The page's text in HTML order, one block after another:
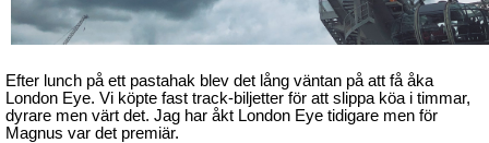
Efter lunch på ett pastahak blev det lång väntan på att få åka
London Eye. Vi köpte fast track-biljetter för att slippa köa i timmar,
dyrare men värt det. Jag har åkt London Eye tidigare men för
Magnus var det premiär.